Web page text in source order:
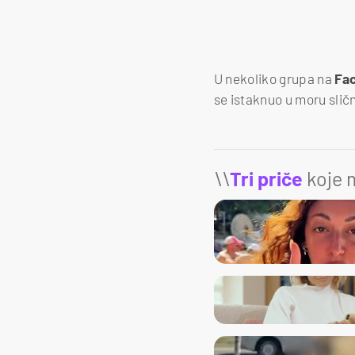
U nekoliko grupa na
se istaknuo u moru
\\Tri priče koje